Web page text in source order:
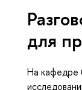
для
На кафедре